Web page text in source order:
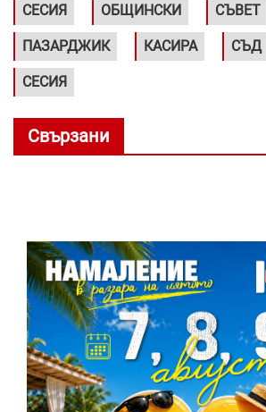
СЕСИЯ ОБЩИНСКИ СЪВЕТ
ПАЗАРДЖИК КАСИРА СЪД
СЕСИЯ
Свързани